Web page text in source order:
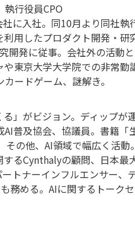
行役員CPO
に入社。同10月より同社執
用したプロダクト開発・
開発に従事。会社外の活動
東京大学大学院での非常勤
ードゲーム、謎解き。
る」がビジョン。ディップが
普及協会、協議員。書籍「
その他、AI領域で幅広く活
るCynthalyの顧問、日本最
トナーインフルエンサー、
務める。AIに関するトーク